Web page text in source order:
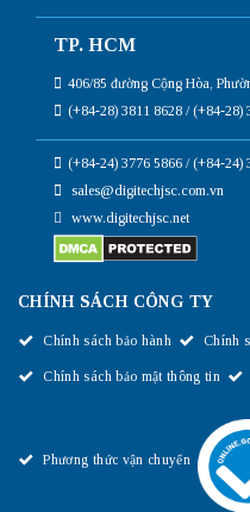
TP. HCM
406/85 đường Cộng Hòa,
(+84-28) 3811 8628 / (+84-28)
(+84-24) 3776 5866 / (+84-24)
sales@digitechjsc.com.vn
www.digitechjsc.net
CHÍNH SÁCH CÔNG TY
Chính sách bảo hành Chính
Chính sách bảo mật thông tin
Phương thức vận chuyển